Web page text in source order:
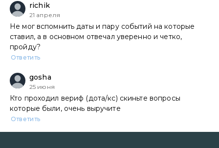
richik
21 апреля
Не мог вспомнить даты и пару событий на которые
ставил, а в основном отвечал уверенно и четко,
пройду?
Ответить
gosha
25 июня
Кто проходил вериф (дота/кс) скиньте вопросы
которые были, очень выручите
Ответить